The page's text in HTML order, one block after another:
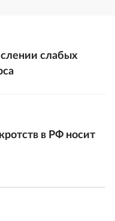
слабых
в РФ носит